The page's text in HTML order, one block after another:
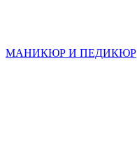
МАНИКЮР И ПЕДИКЮР